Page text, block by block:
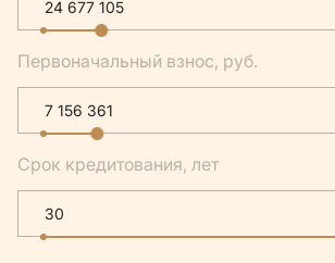
Первоначальный взнос, руб.
Срок кредитования, лет